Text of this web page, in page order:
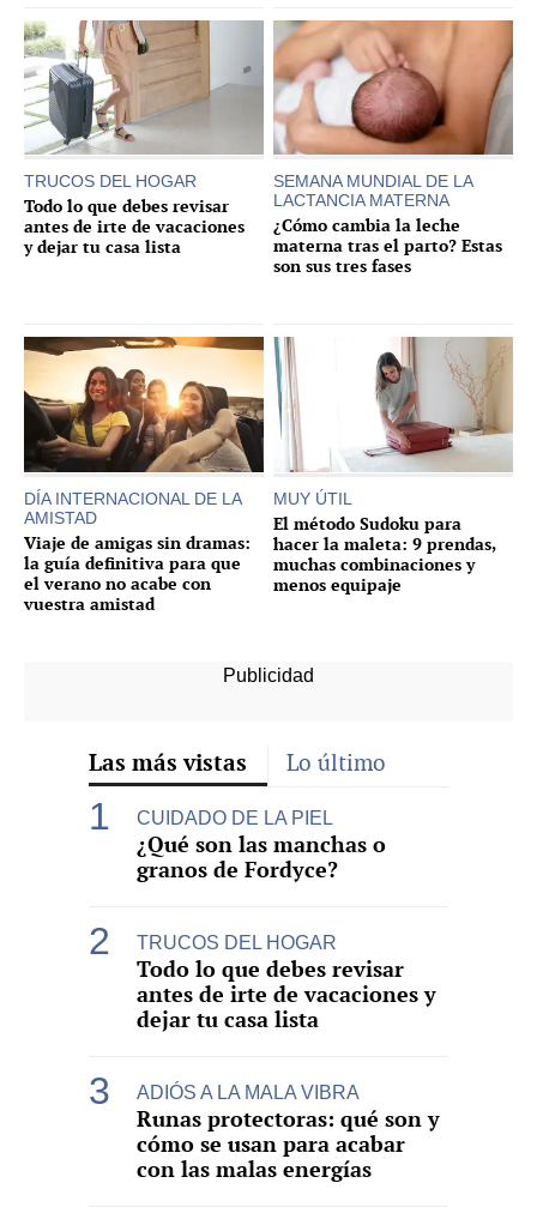
TRUCOS DEL HOGAR
Todo lo que debes revisar
antes de irte de vacaciones
y dejar tu casa lista
SEMANA MUNDIAL DE LA
LACTANCIA MATERNA
¿Cómo cambia la leche
materna tras el parto? Estas
son sus tres fases
DÍA INTERNACIONAL DE LA
AMISTAD
Viaje de amigas sin dramas:
la guía definitiva para que
el verano no acabe con
vuestra amistad
MUY ÚTIL
El método Sudoku para
hacer la maleta: 9 prendas,
muchas combinaciones y
menos equipaje
Las más vistas Lo último
CUIDADO DE LA PIEL
¿Qué son las manchas o
granos de Fordyce?
TRUCOS DEL HOGAR
Todo lo que debes revisar
antes de irte de vacaciones y
dejar tu casa lista
ADIÓS A LA MALA VIBRA
Runas protectoras: qué son y
cómo se usan para acabar
con las malas energías